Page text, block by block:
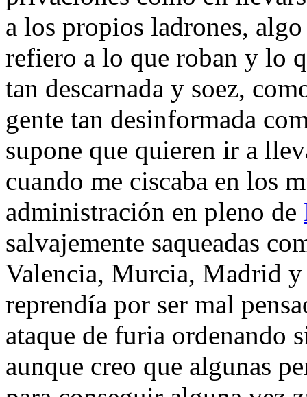
a los propios ladrones,
refiero a lo que roban y lo
tan descarnada y soez,
gente tan desinformada
supone que quieren ir a
cuando me ciscaba en los
administración en pleno de
salvajemente saqueadas
Valencia, Murcia, Madrid
reprendía por ser mal
ataque de furia ordenando
aunque creo que algunas